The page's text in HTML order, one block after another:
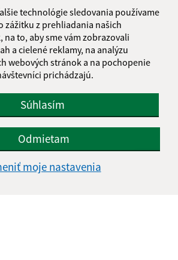
technológie sledovania používame
zážitku z prehliadania našich
to, aby sme vám zobrazovali
a cielené reklamy, na analýzu
webových stránok a na pochopenie
prichádzajú.
Súhlasím
Odmietam
moje nastavenia
0917 366 145
IČO: 00330124